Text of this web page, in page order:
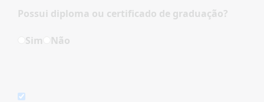
Possui diploma ou certificado de graduação?
Sim Não